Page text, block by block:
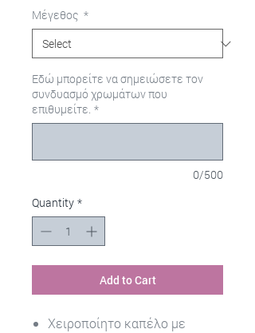
Μέγεθος *
Εδώ μπορείτε να σημειώσετε τον
συνδυασμό χρωμάτων που
επιθυμείτε. *
0/500
Quantity *
Add to Cart
Χειροποίητο καπέλο με